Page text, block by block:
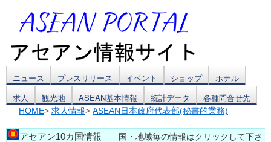
コ
ン
ニュース プレスリリース イベント ショップ
ホテル
求人
観光地 ASEAN基本情報 統計データ 各種問合せ先
HOME> 求人情報> ASEAN日本政府代表部(秘書的業務)
アセアン10カ国情報 国・地域毎の情報はクリックして下さ